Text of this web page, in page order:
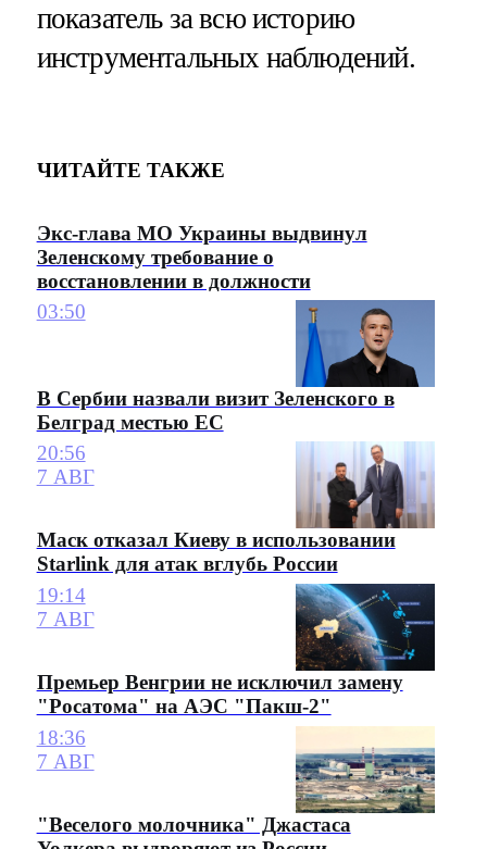
показатель за всю историю
инструментальных наблюдений.
ЧИТАЙТЕ ТАКЖЕ
Экс-глава МО Украины выдвинул
Зеленскому требование о
восстановлении в должности
03:50
В Сербии назвали визит Зеленского в
Белград местью ЕС
20:56
7 АВГ
Маск отказал Киеву в использовании
Starlink для атак вглубь России
19:14
7 АВГ
Премьер Венгрии не исключил замену
"Росатома" на АЭС "Пакш-2"
18:36
7 АВГ
"Веселого молочника" Джастаса